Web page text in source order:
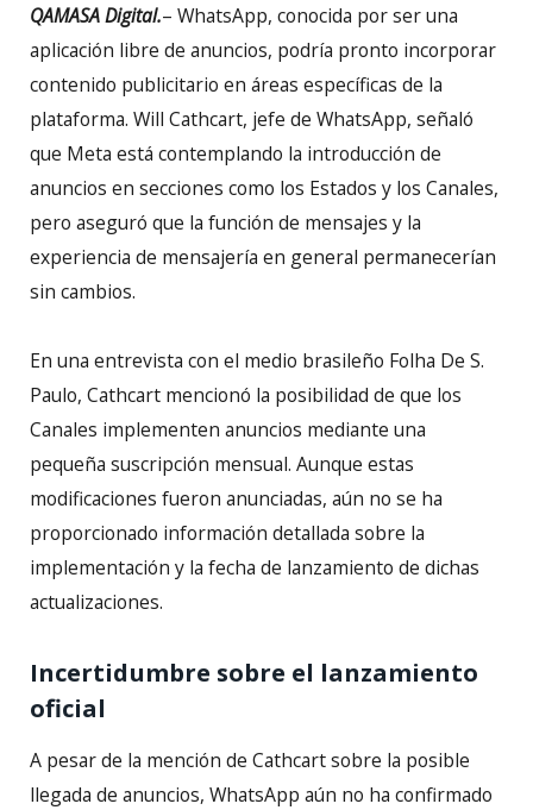
QAMASA Digital.– WhatsApp, conocida por ser una
aplicación libre de anuncios, podría pronto incorporar
contenido publicitario en áreas específicas de la
plataforma. Will Cathcart, jefe de WhatsApp, señaló
que Meta está contemplando la introducción de
anuncios en secciones como los Estados y los Canales,
pero aseguró que la función de mensajes y la
experiencia de mensajería en general permanecerían
sin cambios.
En una entrevista con el medio brasileño Folha De S.
Paulo, Cathcart mencionó la posibilidad de que los
Canales implementen anuncios mediante una
pequeña suscripción mensual. Aunque estas
modificaciones fueron anunciadas, aún no se ha
proporcionado información detallada sobre la
implementación y la fecha de lanzamiento de dichas
actualizaciones.
Incertidumbre sobre el lanzamiento
oficial
A pesar de la mención de Cathcart sobre la posible
llegada de anuncios, WhatsApp aún no ha confirmado